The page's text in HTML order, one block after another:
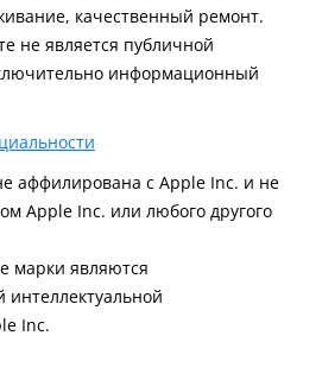
качественный ремонт.
не является публичной
информационный
аффилирована c Apple Inc. и не
Apple Inc. или любого другого
марки являются
интеллектуальной
Inc.